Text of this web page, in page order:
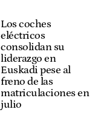
Los coches
eléctricos
consolidan su
liderazgo en
Euskadi pese al
freno de las
matriculaciones en
julio